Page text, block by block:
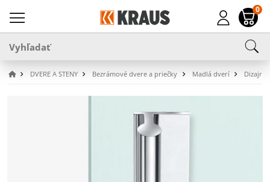
0
DVERE A STENY Bezrámové dvere a priečky Madlá dverí